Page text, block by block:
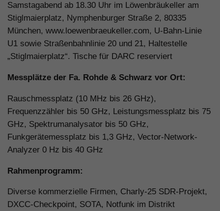
Samstagabend ab 18.30 Uhr im Löwenbräukeller am
Stiglmaierplatz, Nymphenburger Straße 2, 80335
München, www.loewenbraeukeller.com, U-Bahn-Linie
U1 sowie Straßenbahnlinie 20 und 21, Haltestelle
„Stiglmaierplatz“. Tische für DARC reserviert
Messplätze der Fa. Rohde & Schwarz vor Ort:
Rauschmessplatz (10 MHz bis 26 GHz),
Frequenzzähler bis 50 GHz, Leistungsmessplatz bis 75
GHz, Spektrumanalysator bis 50 GHz,
Funkgerätemessplatz bis 1,3 GHz, Vector-Network-
Analyzer 0 Hz bis 40 GHz
Rahmenprogramm:
Diverse kommerzielle Firmen, Charly-25 SDR-Projekt,
DXCC-Checkpoint, SOTA, Notfunk im Distrikt